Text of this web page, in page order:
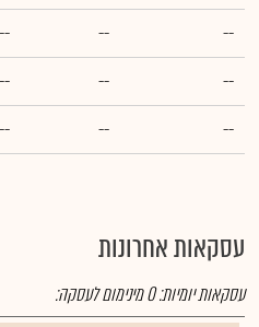
--
--
--
--
--
--
--
--
--
עסקאות אחרונות
עסקאות יומיות:0מינימום לעסקה: